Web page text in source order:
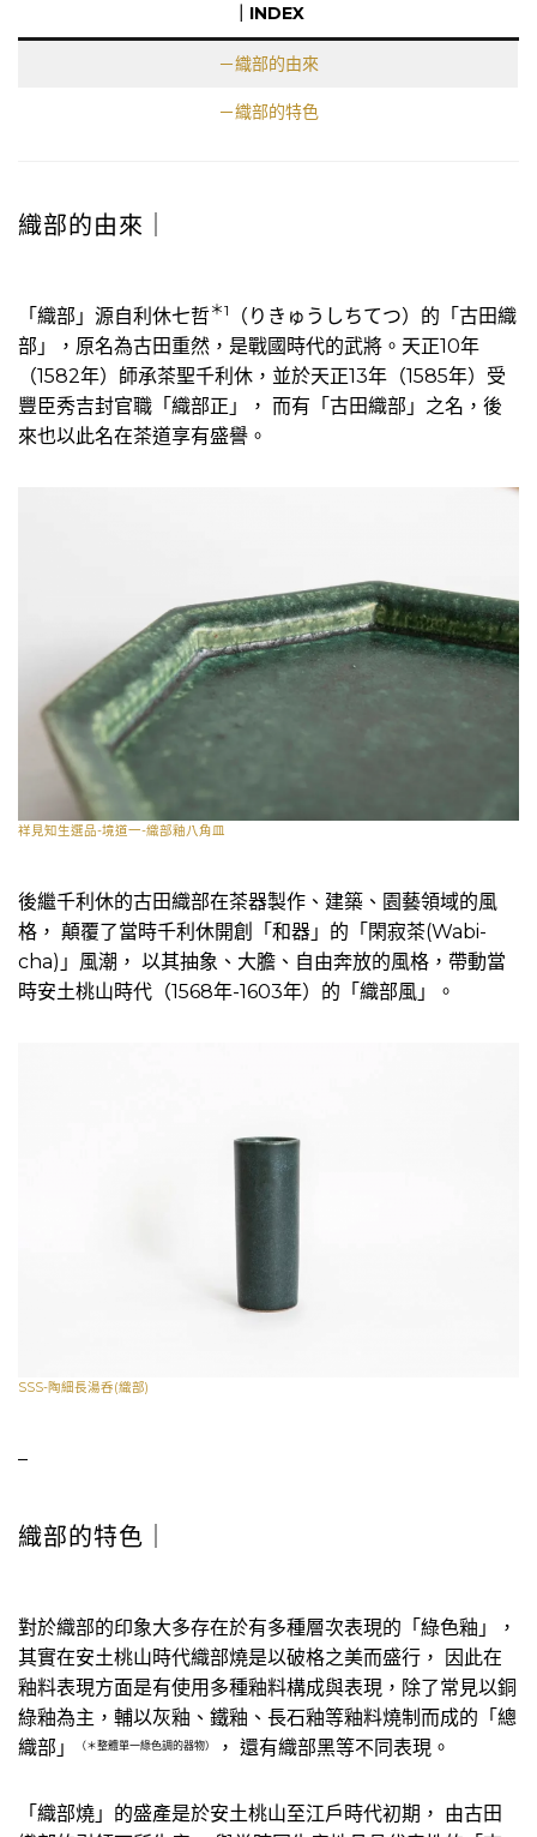
｜INDEX
－織部的由來
－織部的特色
織部的由來｜
「織部」源自利休七哲＊1
（りきゅうしちてつ）的「古田織
部」，原名為古田重然，是戰國時代的武將。天正10年
（1582年）師承茶聖千利休，並於天正13年（1585年）受
豐臣秀吉封官職「織部正」， 而有「古田織部」之名，後
來也以此名在茶道享有盛譽。
祥見知生選品-境道一-織部釉八角皿
後繼千利休的古田織部在茶器製作、建築、園藝領域的風
格， 顛覆了當時千利休開創「和器」的「閑寂茶(Wabi-
cha)」風潮， 以其抽象、大膽、自由奔放的風格，帶動當
時安土桃山時代（1568年-1603年）的「織部風」。
SSS-陶細長湯呑(織部)
–
織部的特色｜
對於織部的印象大多存在於有多種層次表現的「綠色釉」，
其實在安土桃山時代織部燒是以破格之美而盛行， 因此在
釉料表現方面是有使用多種釉料構成與表現，除了常見以銅
綠釉為主，輔以灰釉、鐵釉、長石釉等釉料燒制而成的「總
織部」
（＊整體單一綠色調的器物） ， 還有織部黑等不同表現。
「織部燒」的盛產是於安土桃山至江戶時代初期， 由古田